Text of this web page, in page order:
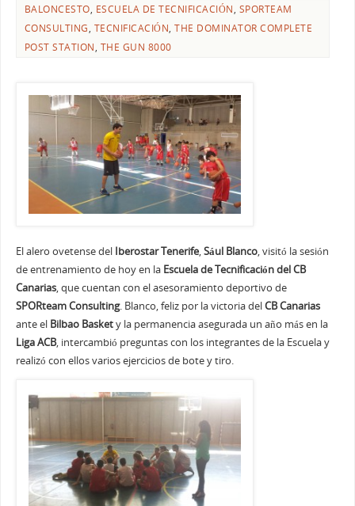
BALONCESTO, ESCUELA DE TECNIFICACIÓN, SPORTEAM
CONSULTING, TECNIFICACIÓN,THE DOMINATOR COMPLETE
POST STATION, THE GUN 8000
El alero ovetense delIberostar Tenerife,Sául Blanco, visitó la sesión
de entrenamiento de hoy en la Escuela de Tecnificación del CB
Canarias, que cuentan con el asesoramiento deportivo de
SPORteam Consulting. Blanco, feliz por la victoria delCB Canarias
ante el Bilbao Baskety la permanencia asegurada un año más en la
Liga ACB, intercambió preguntas con los integrantes de la Escuela y
realizó con ellos varios ejercicios de bote y tiro.